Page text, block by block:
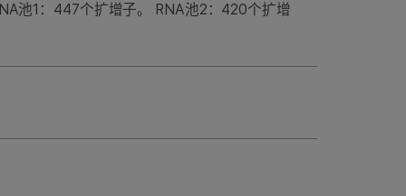
池1：447个扩增子。 RNA池2：420个扩增